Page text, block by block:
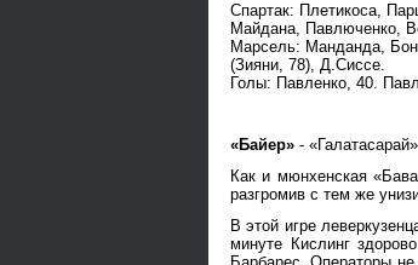
Спартак: Плетикоса,
Майдана, Павлюченко,
Марсель: Манданда,
(Зияни, 78), Д.Сиссе.
Голы: Павленко, 40.
«Байер» -
Как и мюнхенская
разгромив с тем же
В этой игре
минуте Кислинг